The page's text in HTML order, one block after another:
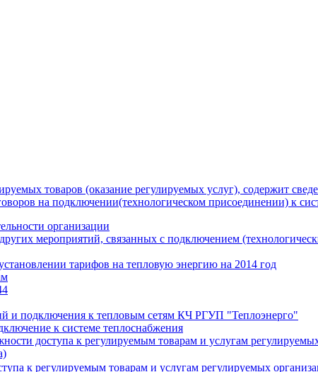
товаров (оказание регулируемых услуг), содержит
на подключении(технологическом присоединении) к
организации
мероприятий, связанных с подключением
тарифов на тепловую энергию на 2014 год
и подключения к тепловым сетям КЧ РГУП "Теплоэнерго"
к системе теплоснабжения
доступа к регулируемым товарам и услугам
к регулируемым товарам и услугам регулируемых